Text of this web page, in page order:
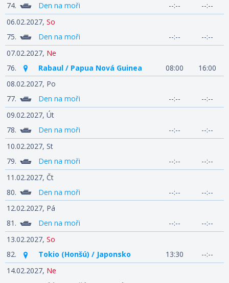
74.
Den na moři --:--
--:--
06.02.2027, So
75.
Den na moři --:--
--:--
07.02.2027, Ne
76.
Rabaul / Papua Nová Guinea 08:00
16:00
08.02.2027, Po
77.
Den na moři --:--
--:--
09.02.2027, Út
78.
Den na moři --:--
--:--
10.02.2027, St
79.
Den na moři --:--
--:--
11.02.2027, Čt
80.
Den na moři --:--
--:--
12.02.2027, Pá
81.
Den na moři --:--
--:--
13.02.2027, So
82.
Tokio (Honšú) / Japonsko 13:30
--:--
14.02.2027, Ne